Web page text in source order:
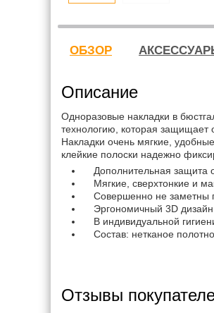
ОБЗОР
Описание
Одноразовые накладки в
технологию, которая защищает
Накладки очень мягкие,
клейкие полоски надежно
Дополнительная защита
Мягкие, сверхтонкие и
Совершенно не заметны
Эргономичный 3D
В индивидуальной
Состав: нетканое
Отзывы